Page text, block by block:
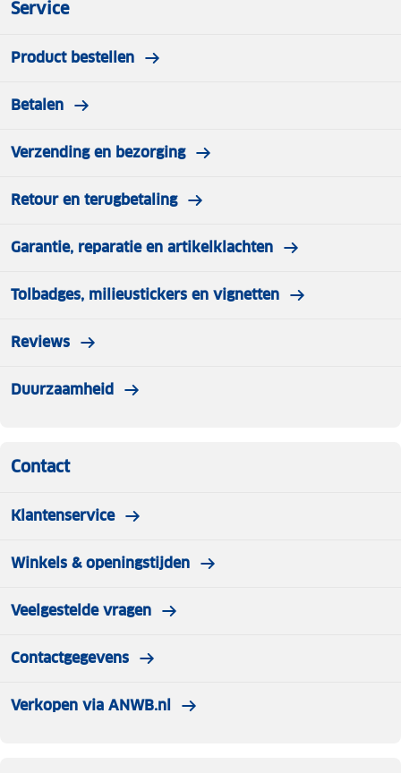
Service
Product bestellen
Betalen
Verzending en bezorging
Retour en terugbetaling
Garantie, reparatie en artikelklachten
Tolbadges, milieustickers en vignetten
Reviews
Duurzaamheid
Contact
Klantenservice
Winkels & openingstijden
Veelgestelde vragen
Contactgegevens
Verkopen via ANWB.nl